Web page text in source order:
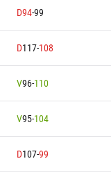
D94-99
D117-108
V96-110
V95-104
D107-99